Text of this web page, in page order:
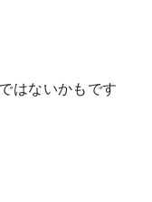
はないかもです